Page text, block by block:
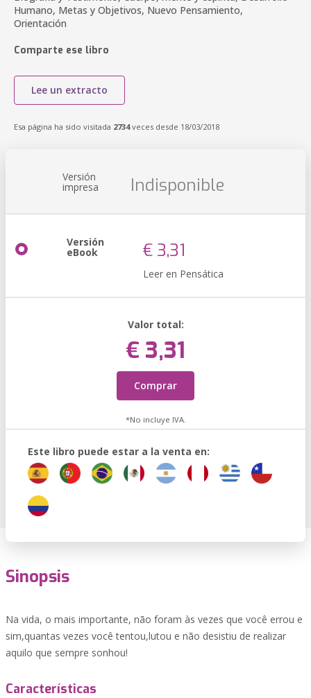
Humano, Metas y Objetivos, Nuevo Pensamiento,
Orientación
Comparte ese libro
Lee un extracto
Esa página ha sido visitada 2734veces desde 18/03/2018
Versión
impresa Indisponible
Versión
eBook € 3,31
Leer en Pensática
Valor total:
€ 3,31
Comprar
*No incluye IVA.
Este libro puede estar a la venta en:
Sinopsis
Na vida, o mais importante, não foram às vezes que você errou e
sim,quantas vezes você tentou,lutou e não desistiu de realizar
aquilo que sempre sonhou!
Características